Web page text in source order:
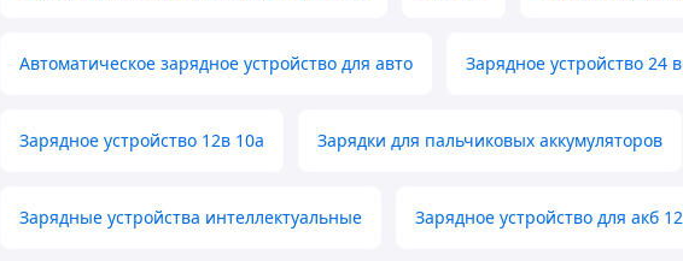
Автоматическое зарядное устройство для авто Зарядное устройство 24
Зарядное устройство 12в 10а Зарядки для пальчиковых аккумуляторов
Зарядные устройства интеллектуальные Зарядное устройство для акб